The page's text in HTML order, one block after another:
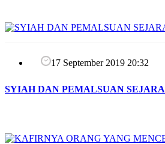
17 September 2019 20:32
SYIAH DAN PEMALSUAN